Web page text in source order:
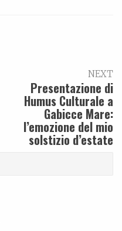
NEXT
Presentazione di
Humus Culturale a
Gabicce Mare:
l’emozione del mio
solstizio d’estate